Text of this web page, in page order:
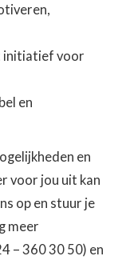
initiatief voor
en
en
voor jou uit kan
op en stuur je
meer
– 360 30 50) en